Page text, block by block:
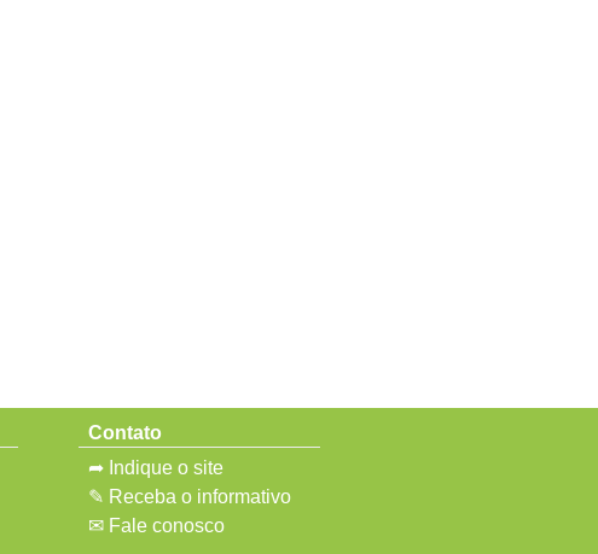
Contato
➦ Indique o site
✎ Receba o informativo
✉ Fale conosco